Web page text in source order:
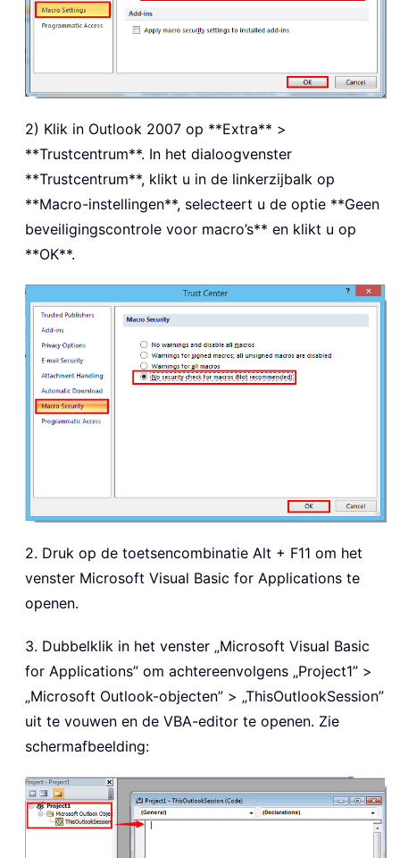
2) Klik in Outlook 2007 op **Extra** >
**Trustcentrum**. In het dialoogvenster
**Trustcentrum**, klikt u in de linkerzijbalk op
**Macro-instellingen**, selecteert u de optie **Geen
beveiligingscontrole voor macro’s** en klikt u op
**OK**.
2. Druk op de toetsencombinatie Alt + F11 om het
venster Microsoft Visual Basic for Applications te
openen.
3. Dubbelklik in het venster „Microsoft Visual Basic
for Applications” om achtereenvolgens „Project1” >
„Microsoft Outlook-objecten” > „ThisOutlookSession”
uit te vouwen en de VBA-editor te openen. Zie
schermafbeelding: